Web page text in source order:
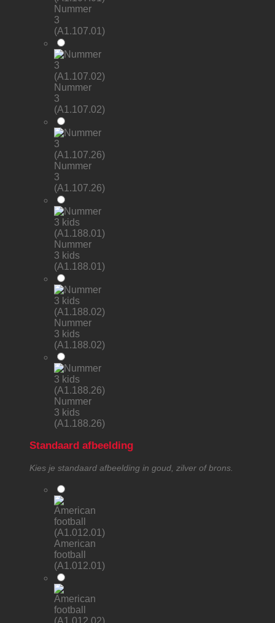
Nummer
3
(A1.107.01)
Nummer
3
(A1.107.02)
Nummer
3
(A1.107.26)
Nummer
3 kids
(A1.188.01)
Nummer
3 kids
(A1.188.02)
Nummer
3 kids
(A1.188.26)
Standaard afbeelding
Kies je standaard afbeelding in goud, zilver of brons.
American
football
(A1.012.01)